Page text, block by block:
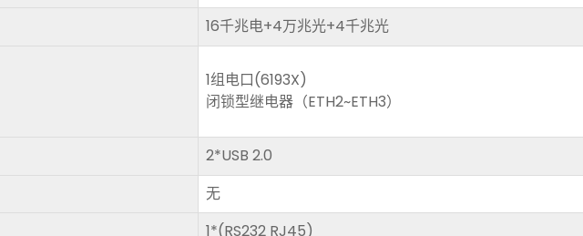
16千兆电+4万兆光+4千兆光
1组电口(6193X)
闭锁型继电器（ETH2~ETH3）
2*USB 2.0
无
1*(RS232 RJ45)